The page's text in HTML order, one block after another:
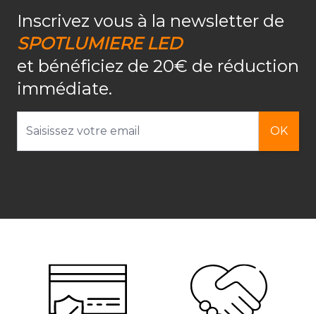
Inscrivez vous à la newsletter de
SPOTLUMIERE LED
et bénéficiez de 20€ de réduction
immédiate.
OK